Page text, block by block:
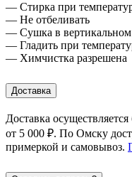
— Стирка при
— Не отбеливать
— Сушка в
— Гладить при
— Химчистка разрешена
Доставка
Доставка
от 5 000 ₽. По Омску
примеркой и самовывоз.